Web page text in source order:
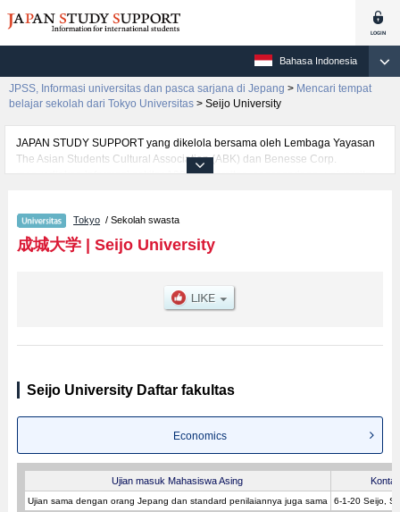
Bahasa Indonesia
JPSS, Informasi universitas dan pasca sarjana di Jepang > Mencari tempat
belajar sekolah dari Tokyo Universitas > Seijo University
JAPAN STUDY SUPPORT yang dikelola bersama oleh Lembaga Yayasan
The Asian Students Cultural Association (ABK) dan Benesse Corp.
menyediakan informasi sekitar 1300 universitas, pascasarjana, universitas
fakultas seperti Fakultas EconomicsatauFakultas LawatauFakultas Social
InnovationatauFakultas Arts and Litereture, serta berbagai informasi yang
berguna bagi mahasiswa(i) mancanegara seperti kuota untuk jumlah
informasi mengenai ujian masuk, prasarana kampus, akses jalan, dan
lainnya. Silakan memanfaatkannya.
Tokyo / Sekolah swasta
成城大学| Seijo University
Seijo University Daftar fakultas
Economics
Ujian masuk Mahasiswa Asing
Ujian sama dengan orang Jepang dan standard penilaiannya juga sama 6-1-20 Seijo,